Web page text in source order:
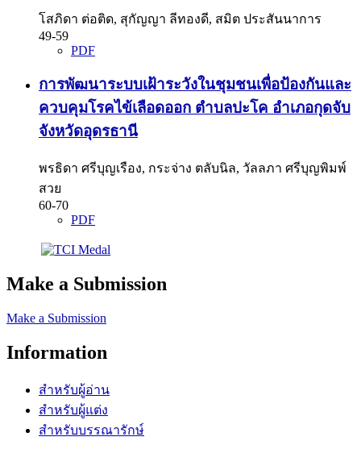
โสภิดา ต่อติด, สุกัญญา ลีทองดี, สมิต ประสันนาการ
49-59
PDF
การพัฒนาระบบเฝ้าระวังในชุมชนเพื่อป้องกันและ
ควบคุมโรคไข้เลือดออก ตำบลปะโค อำเภอกุดจับ
จังหวัดอุดรธานี
พรธิดา ศรีบุญเรือง, กระจ่าง ตลับนิล, วัลลภา ศรีบุญพิมพ์
สวย
60-70
PDF
Make a Submission
Make a Submission
Information
สำหรับผู้อ่าน
สำหรับผู้แต่ง
สำหรับบรรณารักษ์